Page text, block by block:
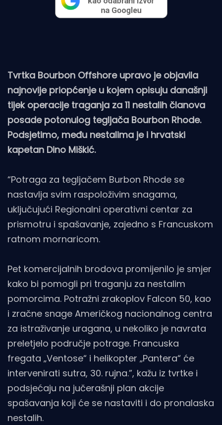
Tvrtka Bourbon Offshore upravo je objavila
najnovije priopćenje u kojem opisuju današnji
tijek operacije traganja za 11 nestalih članova
posade potonulog tegljača Bourbon Rhode.
Podsjetimo, među nestalima je i hrvatski
kapetan Dino Miškić.
“Potraga za tegljačem Burbon Rhode se
nastavlja svim raspoloživim snagama,
uključujući Regionalni operativni centar za
prismotru i spašavanje, zajedno s Francuskom
ratnom mornaricom.
Pet komercijalnih brodova promijenilo je smjer
kako bi pomogli pri traganju za nestalim
pomorcima. Potražni zrakoplov Falcon 50, kao
i zračne snage Američkog nacionalnog centra
za istraživanje uragana, u nekoliko je navrata
preletjelo područje potrage. Francuska
fregata „Ventose“ i helikopter „Pantera“ će
intervenirati sutra, 30. rujna.”, kažu iz tvrtke i
podsjećaju na jučerašnji plan akcije
spašavanja koji će se nastaviti i do pronalaska
nestalih.